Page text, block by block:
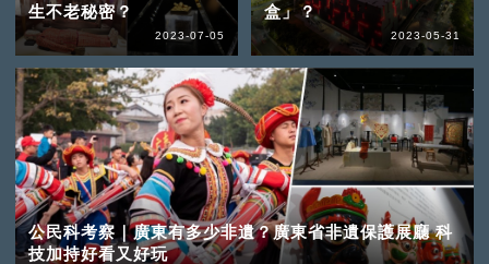
生不老秘密？
2023-07-05
盒」？
2023-05-31
公民科考察｜廣東有多少非遺？廣東省非遺保護展廳 科
技加持好看又好玩